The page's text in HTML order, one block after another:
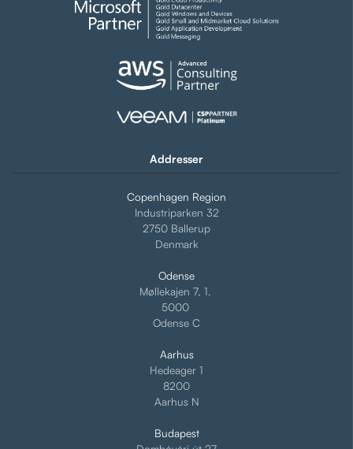
Addresser
Copenhagen Region
Industriparken 32
2750 Ballerup
Denmark
Odense
Møllekajen 7, 1.
5000
Odense C
Aarhus
Hedeager 1
8200
Aarhus N
Budapest